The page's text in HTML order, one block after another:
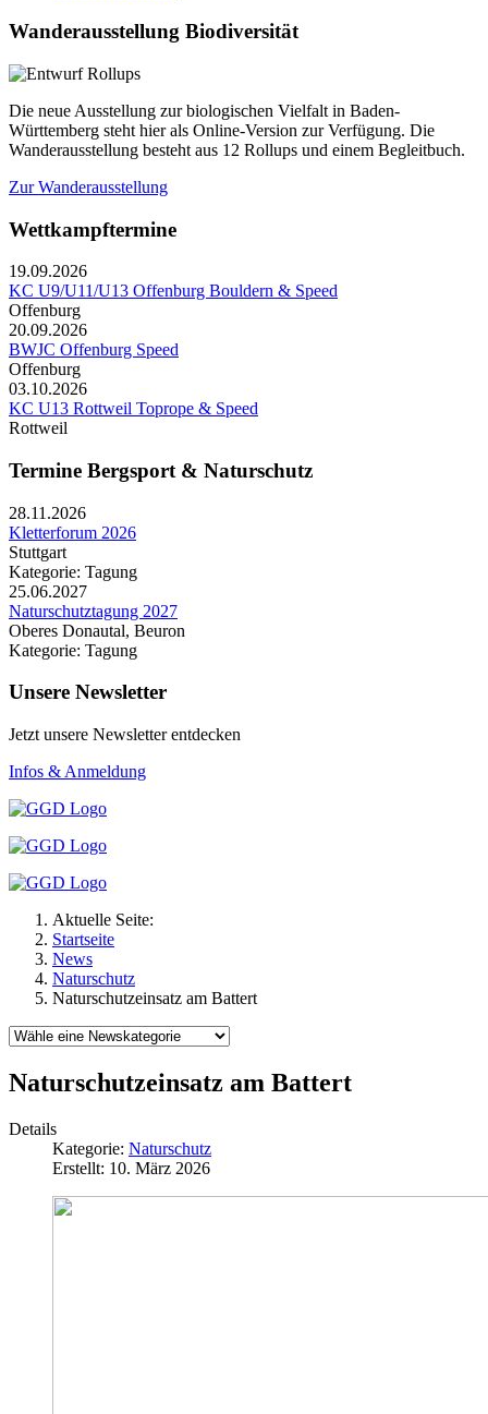
Wanderausstellung Biodiversität
Die neue Ausstellung zur biologischen Vielfalt in Baden-
Württemberg steht hier als Online-Version zur Verfügung. Die
Wanderausstellung besteht aus 12 Rollups und einem Begleitbuch.
Zur Wanderausstellung
Wettkampftermine
19.09.2026
KC U9/U11/U13 Offenburg Bouldern & Speed
Offenburg
20.09.2026
BWJC Offenburg Speed
Offenburg
03.10.2026
KC U13 Rottweil Toprope & Speed
Rottweil
Termine Bergsport & Naturschutz
28.11.2026
Kletterforum 2026
Stuttgart
Kategorie: Tagung
25.06.2027
Naturschutztagung 2027
Oberes Donautal, Beuron
Kategorie: Tagung
Unsere Newsletter
Jetzt unsere Newsletter entdecken
Infos & Anmeldung
Aktuelle Seite:
Startseite
News
Naturschutz
Naturschutzeinsatz am Battert
Naturschutzeinsatz am Battert
Details
Kategorie: Naturschutz
Erstellt: 10. März 2026